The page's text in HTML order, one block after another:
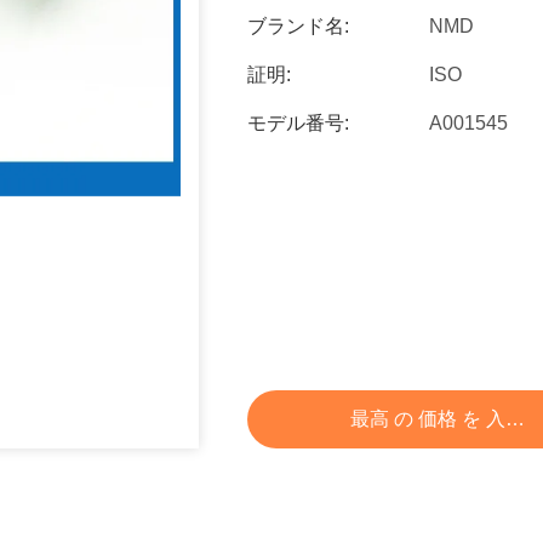
ブランド名: NMD
証明: ISO
モデル番号: A001545
最高 の 価格 を 入手